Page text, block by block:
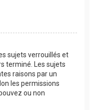
sujets verrouillés et
terminé. Les sujets
raisons par un
les permissions
ou non